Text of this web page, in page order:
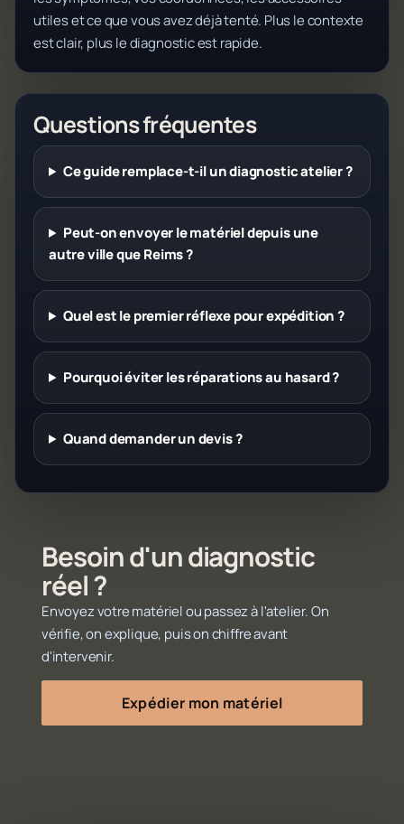
utiles et ce que vous avez déjà tenté. Plus le contexte
est clair, plus le diagnostic est rapide.
Questions fréquentes
Ce guide remplace-t-il un diagnostic atelier ?
Peut-on envoyer le matériel depuis une
autre ville que Reims ?
Quel est le premier réflexe pour expédition ?
Pourquoi éviter les réparations au hasard ?
Quand demander un devis ?
Besoin d'un diagnostic
réel ?
Envoyez votre matériel ou passez à l'atelier. On
vérifie, on explique, puis on chiffre avant
d'intervenir.
Expédier mon matériel